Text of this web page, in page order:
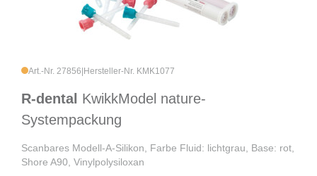
Art.-Nr. 27856 Hersteller-Nr. KMK1077
R-dental KwikkModel nature-
Systempackung
Scanbares Modell-A-Silikon, Farbe Fluid: lichtgrau, Base: rot,
Shore A90, Vinylpolysiloxan